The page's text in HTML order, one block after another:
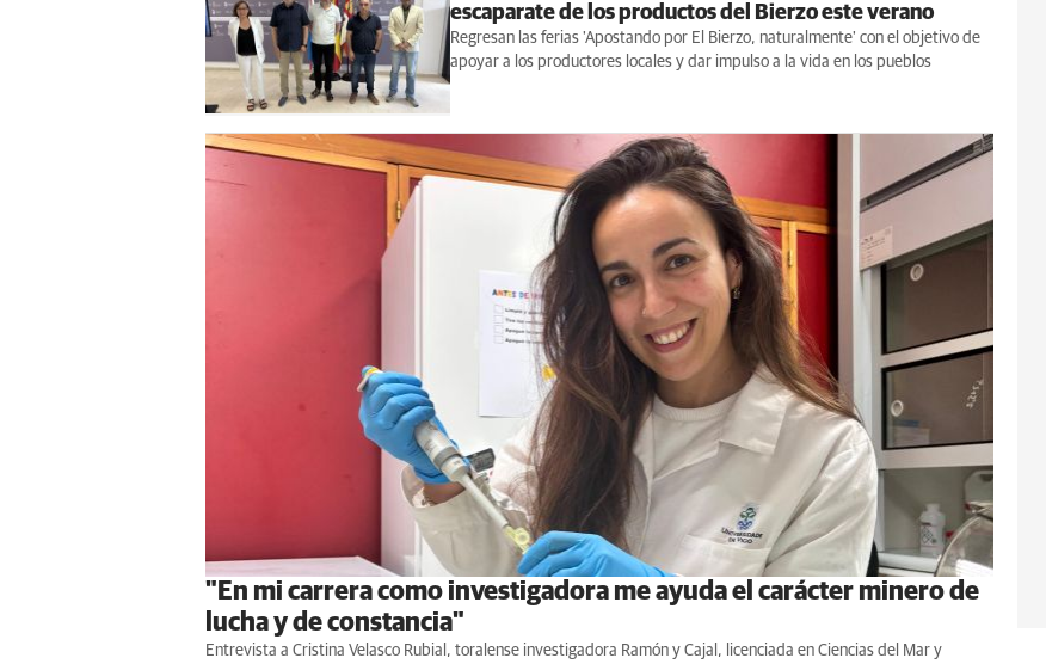
escaparate de los productos del Bierzo este verano
Regresan las ferias 'Apostando por El Bierzo, naturalmente' con el objetivo de
apoyar a los productores locales y dar impulso a la vida en los pueblos
"En mi carrera como investigadora me ayuda el carácter minero de
lucha y de constancia"
Entrevista a Cristina Velasco Rubial, toralense investigadora Ramón y Cajal, licenciada en Ciencias del Mar y